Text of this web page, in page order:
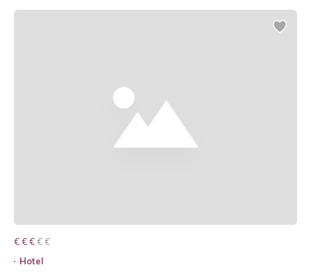
€ € € € €
€ € €
Hotel